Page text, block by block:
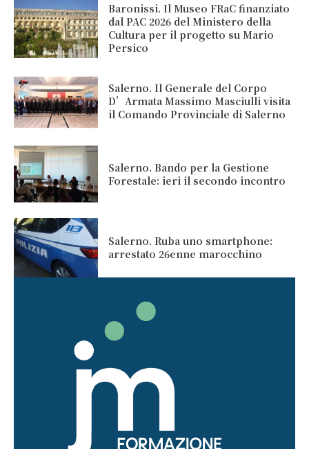
Baronissi. Il Museo FRaC finanziato
dal PAC 2026 del Ministero della
Cultura per il progetto su Mario
Persico
Salerno. Il Generale del Corpo
D’Armata Massimo Masciulli visita
il Comando Provinciale di Salerno
Salerno. Bando per la Gestione
Forestale: ieri il secondo incontro
Salerno. Ruba uno smartphone:
arrestato 26enne marocchino